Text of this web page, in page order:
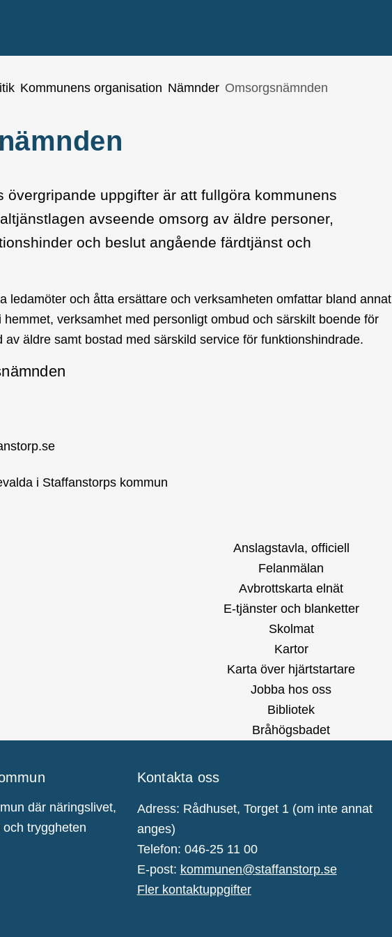
Kommunens organisation Nämnder Omsorgsnämnden
övergripande uppgifter är att fullgöra kommunens
avseende omsorg av äldre personer,
och beslut angående färdtjänst och
ledamöter och åtta ersättare och verksamheten omfattar bland annat
hemmet, verksamhet med personligt ombud och särskilt boende för
av äldre samt bostad med särskild service för funktionshindrade.
i Staffanstorps kommun
Anslagstavla, officiell
Felanmälan
Avbrottskarta elnät
E-tjänster och blanketter
Skolmat
Kartor
Karta över hjärtstartare
Jobba hos oss
Bibliotek
Bråhögsbadet
där näringslivet,
tryggheten
Kontakta oss
Adress: Rådhuset, Torget 1 (om inte annat
anges)
Telefon: 046-25 11 00
E-post: kommunen@staffanstorp.se
Fler kontaktuppgifter